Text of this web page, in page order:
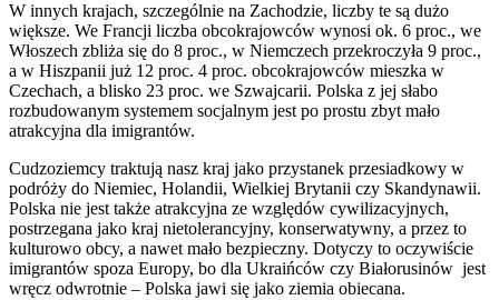
W innych krajach, szczególnie na Zachodzie, liczby te są dużo
większe. We Francji liczba obcokrajowców wynosi ok. 6 proc., we
Włoszech zbliża się do 8 proc., w Niemczech przekroczyła 9 proc.,
a w Hiszpanii już 12 proc. 4 proc. obcokrajowców mieszka w
Czechach, a blisko 23 proc. we Szwajcarii. Polska z jej słabo
rozbudowanym systemem socjalnym jest po prostu zbyt mało
atrakcyjna dla imigrantów.
Cudzoziemcy traktują nasz kraj jako przystanek przesiadkowy w
podróży do Niemiec, Holandii, Wielkiej Brytanii czy Skandynawii.
Polska nie jest także atrakcyjna ze względów cywilizacyjnych,
postrzegana jako kraj nietolerancyjny, konserwatywny, a przez to
kulturowo obcy, a nawet mało bezpieczny. Dotyczy to oczywiście
imigrantów spoza Europy, bo dla Ukraińców czy Białorusinów jest
wręcz odwrotnie – Polska jawi się jako ziemia obiecana.